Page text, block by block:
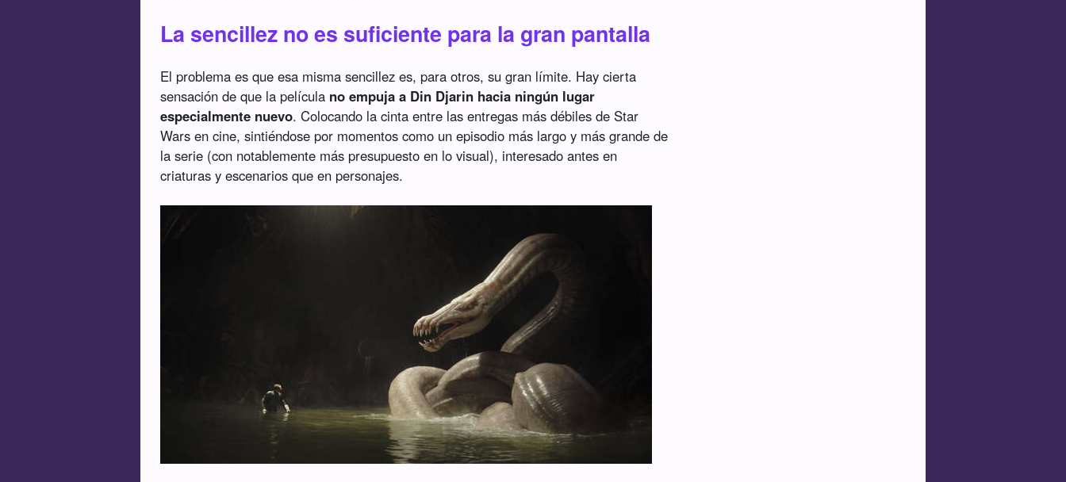
La sencillez no es suficiente para la gran pantalla
El problema es que esa misma sencillez es, para otros, su gran límite. Hay cierta
sensación de que la película no empuja a Din Djarin hacia ningún lugar
especialmente nuevo. Colocando la cinta entre las entregas más débiles de Star
Wars en cine, sintiéndose por momentos como un episodio más largo y más grande de
la serie (con notablemente más presupuesto en lo visual), interesado antes en
criaturas y escenarios que en personajes.